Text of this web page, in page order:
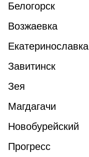
Белогорск
Возжаевка
Екатеринославка
Завитинск
Зея
Магдагачи
Новобурейский
Прогресс